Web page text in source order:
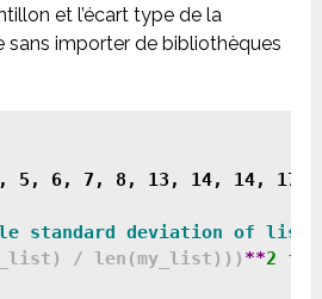
et l’écart type de la
sans importer de bibliothèques
5, 6, 7, 8, 13, 14, 14, 17,
standard deviation of list
/ len(my_list))) **2 for